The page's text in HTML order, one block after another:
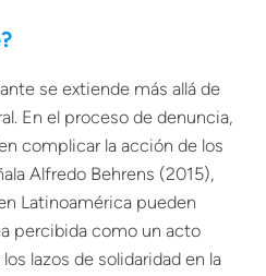
se extiende más allá de
En el proceso de denuncia,
complicar la acción de los
Alfredo Behrens (2015),
Latinoamérica pueden
percibida como un acto
lazos de solidaridad en la